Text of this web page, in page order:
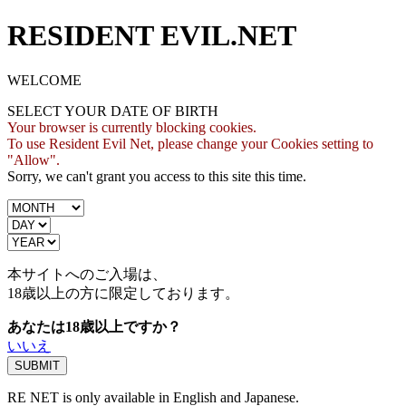
RESIDENT EVIL.NET
WELCOME
SELECT YOUR DATE OF BIRTH
Your browser is currently blocking cookies.
To use Resident Evil Net, please change your Cookies setting to
"Allow".
Sorry, we can't grant you access to this site this time.
本サイトへのご入場は、
18歳以上の方に限定しております。
あなたは18歳以上ですか？
いいえ
RE NET is only available in English and Japanese.